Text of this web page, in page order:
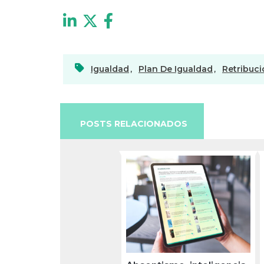
Igualdad , Plan De Igualdad ,
POSTS RELACIONADOS